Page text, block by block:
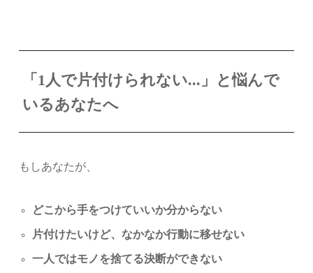
「1人で片付けられない...」と悩んで
いるあなたへ
もしあなたが、
どこから手をつけていいか分からない
片付けたいけど、なかなか行動に移せない
一人ではモノを捨てる決断ができない